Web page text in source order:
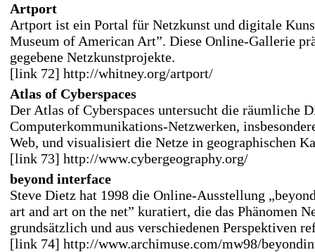
Artport
Artport ist ein Portal für Netzkunst und digitale
Museum of American Art”. Diese Online-Gallerie
gegebene Netzkunstprojekte.
[link 72] http://whitney.org/artport/
Atlas of Cyberspaces
Der Atlas of Cyberspaces untersucht die räumliche
Computerkommunikations-Netzwerken,
Web, und visualisiert die Netze in geographischen
[link 73] http://www.cybergeography.org/
beyond interface
Steve Dietz hat 1998 die Online-Ausstellung
art and art on the net” kuratiert, die das Phänomen
grundsätzlich und aus verschiedenen Perspektiven
[link 74] http://www.archimuse.com/mw98/